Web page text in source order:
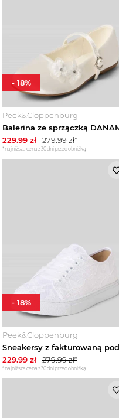
Peek&Cloppenburg
229.99 zł 279.99zł*
*najniższa cena z 30 dni przed obniżką
- 18%
Peek&Cloppenburg
229.99 zł 279.99zł*
*najniższa cena z 30 dni przed obniżką
- 18%